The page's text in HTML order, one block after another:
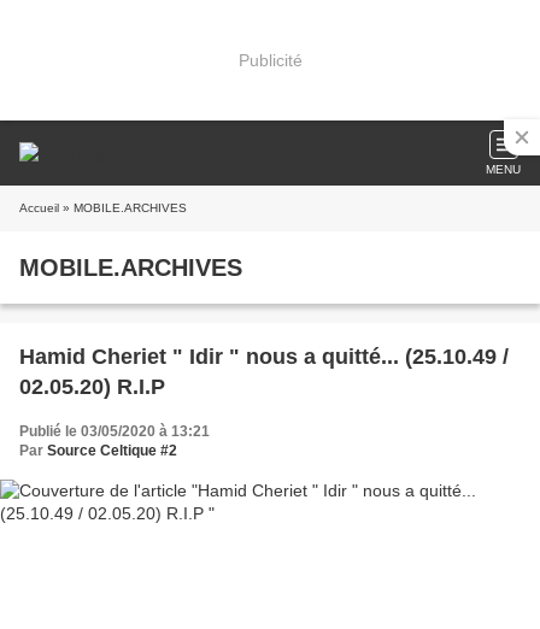
Publicité
MENU
Accueil » MOBILE.ARCHIVES
MOBILE.ARCHIVES
Hamid Cheriet " Idir " nous a quitté... (25.10.49 /
02.05.20) R.I.P
Publié le 03/05/2020 à 13:21
Par Source Celtique #2